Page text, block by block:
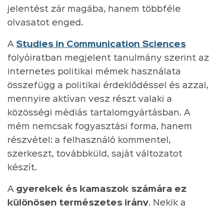
jelentést zár magába, hanem többféle
olvasatot enged.
A Studies in Communication Sciences
folyóiratban megjelent tanulmány szerint az
internetes politikai mémek használata
összefügg a politikai érdeklődéssel és azzal,
mennyire aktívan vesz részt valaki a
közösségi médiás tartalomgyártásban. A
mém nemcsak fogyasztási forma, hanem
részvétel: a felhasználó kommentel,
szerkeszt, továbbküld, saját változatot
készít.
A gyerekek és kamaszok számára ez
különösen természetes irány. Nekik a